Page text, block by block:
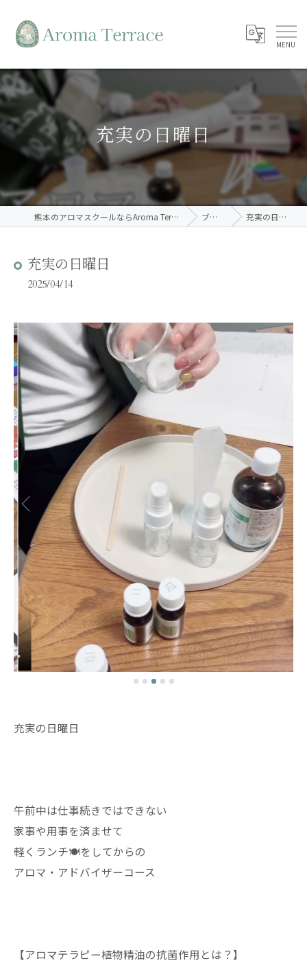
充実の日曜日
熊本のアロマスクールならAroma Terrace ブログ 充実の日曜日
充実の日曜日
2025/04/14
充実の日曜日
午前中は仕事続きではできない
家事や用事を済ませて
軽くランチ🍽️をしてからの
アロマ・アドバイザーコース
【アロマテラピー植物精油の抗菌作用とは？】